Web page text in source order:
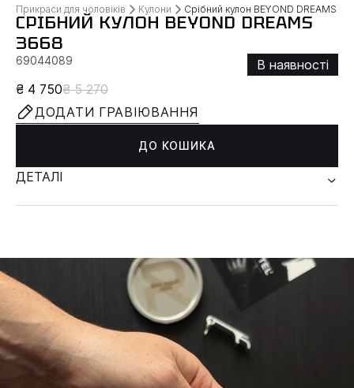
Прикраси для чоловіків Кулони Срібний кулон BEYOND DREAMS
СРІБНИЙ КУЛОН BEYOND DREAMS
3668
69044089
В наявності
₴ 4 750₴ 5 270
ДОДАТИ ГРАВІЮВАННЯ
ДО КОШИКА
ДЕТАЛІ